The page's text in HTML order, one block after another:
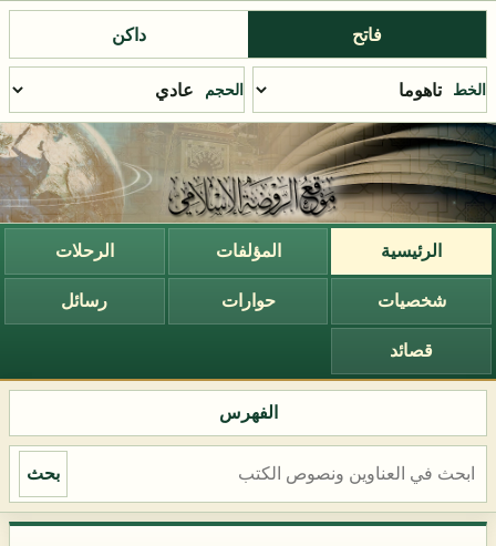
فاتح داكن
الخط الحجم
الرئيسية المؤلفات الرحلات
شخصيات حوارات رسائل
قصائد
الفهرس
بحث